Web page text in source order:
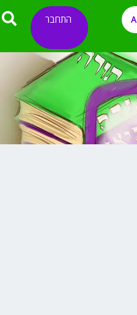
התחבר